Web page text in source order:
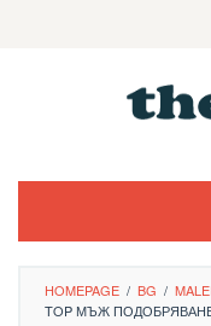
HOMEPAGE / BG /
TOP МЪЖ